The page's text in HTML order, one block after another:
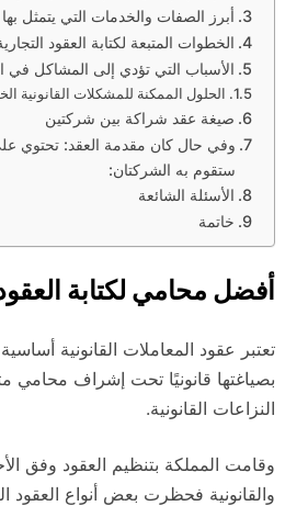
أبرز الصفات والخدمات التي يتمثل
الخطوات المتبعة لكتابة العقود
الأسباب التي تؤدي إلى المشاكل في
الحلول الممكنة للمشكلات القانونية
صيغة عقد شراكة بين شركتين
وفي حال كان مقدمة العقد: تحتوي
ستقوم به الشركتان:
الأسئلة الشائعة
خاتمة
أفضل محامي لكتابة
تعتبر عقود المعاملات القانونية
بصياغتها قانونيًا تحت إشراف
النزاعات القانونية.
وقامت المملكة بتنظيم العقود وفق
والقانونية فحظرت بعض أنواع العقود